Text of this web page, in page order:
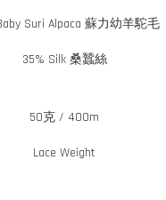
Suri Alpaca 蘇力幼羊駝毛
35% Silk 桑蠶絲
50克 / 400m
Lace Weight